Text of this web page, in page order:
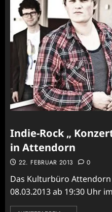
Indie-Rock „
in Attendorn
22. FEBRUAR 2013 0
Das Kulturbüro
08.03.2013 ab 19:30 Uhr